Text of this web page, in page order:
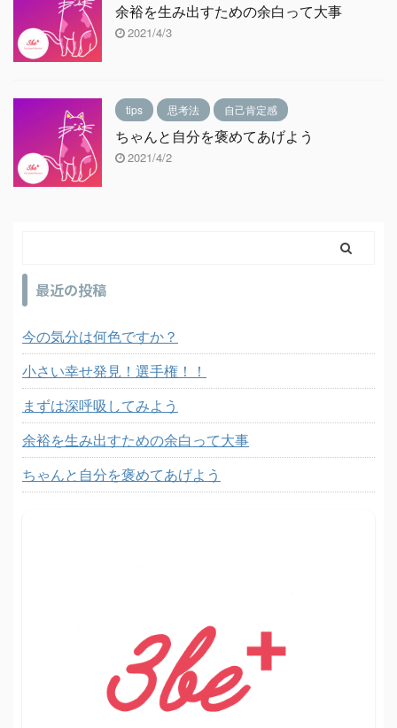
余裕を生み出すための余白って大事
2021/4/3
tips 思考法 自己肯定感
ちゃんと自分を褒めてあげよう
2021/4/2
最近の投稿
今の気分は何色ですか？
小さい幸せ発見！選手権！！
まずは深呼吸してみよう
余裕を生み出すための余白って大事
ちゃんと自分を褒めてあげよう